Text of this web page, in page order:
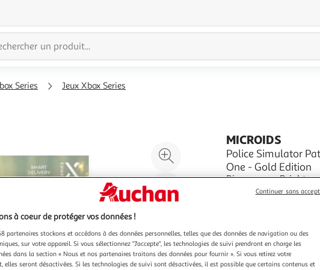
Series Jeux Xbox Series
Agrandir
l'illustration
à
200%
Réduire
l'illustration
100
%
le
produit
MICROIDS
Police Simulator
One - Gold Edition
Bienvenue a Brighton
américaine fictive et
responsabilités.
à coeur de protéger vos données !
partenaires stockons et accédons à des données personnelles, telles que des données de navigation ou des
sur votre appareil. Si vous sélectionnez "J'accepte", les technologies de suivi prendront en charge les
dans la section « Nous et nos partenaires traitons des données pour fournir ». Si vous retirez votre
elles seront désactivées. Si les technologies de suivi sont désactivées, il est possible que certains contenus et
Continuer sans